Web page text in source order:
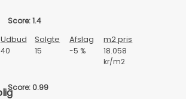
Score: 1.4
Udbud Solgte Afslag m2 pris
40 15 -5 %
18.058
kr/m2
Score: 0.99